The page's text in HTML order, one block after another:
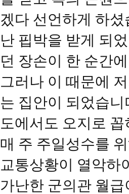
겠다 선언하게 하
난 핍박을 받게 되
던 장손이 한 순간
그러나 이 때문에
는 집안이 되었습
도에서도 오지로
매 주 주일성수를
교통상황이 열악하
가난한 군의관 월